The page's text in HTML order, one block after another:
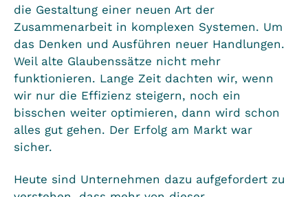
die Gestaltung einer neuen Art der
Zusammenarbeit in komplexen Systemen. Um
das Denken und Ausführen neuer Handlungen.
Weil alte Glaubenssätze nicht mehr
funktionieren. Lange Zeit dachten wir, wenn
wir nur die Effizienz steigern, noch ein
bisschen weiter optimieren, dann wird schon
alles gut gehen. Der Erfolg am Markt war
sicher.
Heute sind Unternehmen dazu aufgefordert zu